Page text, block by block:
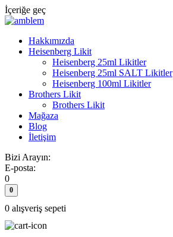
İçeriğe geç
Hakkımızda
Heisenberg Likit
Heisenberg 25ml Likitler
Heisenberg 25ml SALT Likitler
Heisenberg 100ml Likitler
Brothers Likit
Brothers Likit
Mağaza
Blog
İletişim
Bizi Arayın:
E-posta:
0
0
0 alışveriş sepeti